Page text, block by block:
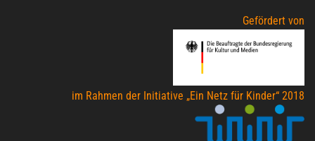
Gefördert von
im Rahmen der Initiative „Ein Netz für Kinder“ 2018